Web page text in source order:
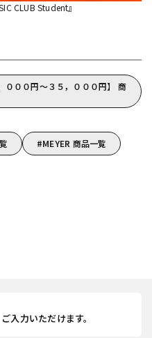
CLUB Student』
０００円～３５，０００円】 商
MEYER 商品一覧
入力いただけます。